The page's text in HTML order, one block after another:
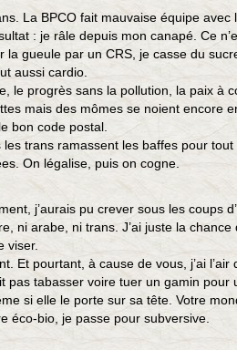
La BPCO fait mauvaise équipe avec
: je râle depuis mon canapé. Ce
la gueule par un CRS, je casse du
aussi cardio.
le progrès sans la pollution, la paix à
mais des mômes se noient encore
bon code postal.
trans ramassent les baffes pour
On légalise, puis on cogne.
j’aurais pu crever sous les coups
ni arabe, ni trans. J’ai juste la chance
viser.
Et pourtant, à cause de vous, j’ai l’air
pas tabasser voire tuer un gamin pour
si elle le porte sur sa tête. Votre
éco-bio, je passe pour subversive.